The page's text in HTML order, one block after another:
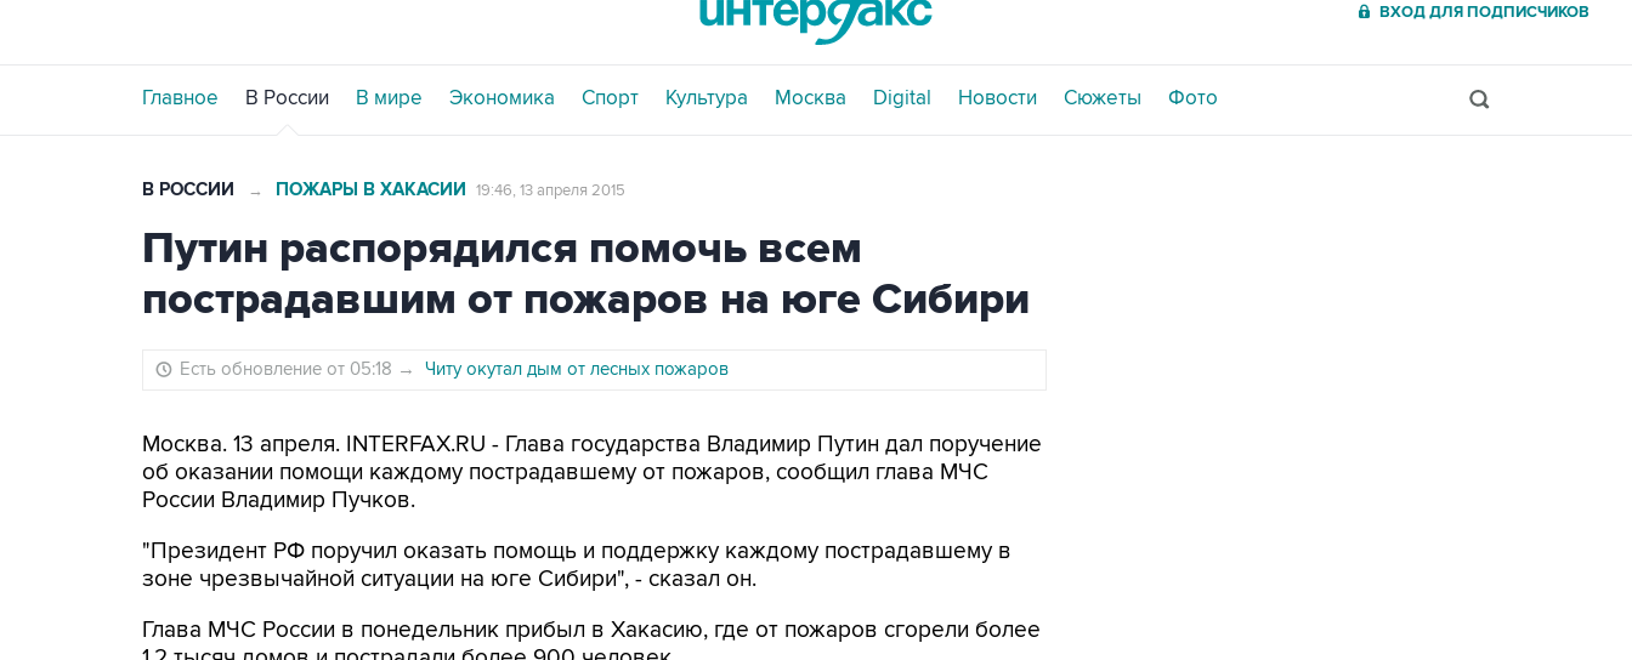
ВХОД ДЛЯ ПОДПИСЧИКОВ
Главное В России В мире Экономика Спорт Культура Москва Digital Новости Сюжеты Фото
В РОССИИ → ПОЖАРЫ В ХАКАСИИ 19:46, 13 апреля 2015
Путин распорядился помочь всем
пострадавшим от пожаров на юге Сибири
Есть обновление от 05:18 → Читу окутал дым от лесных пожаров
Москва. 13 апреля. INTERFAX.RU - Глава государства Владимир Путин дал поручение
об оказании помощи каждому пострадавшему от пожаров, сообщил глава МЧС
России Владимир Пучков.
"Президент РФ поручил оказать помощь и поддержку каждому пострадавшему в
зоне чрезвычайной ситуации на юге Сибири", - сказал он.
Глава МЧС России в понедельник прибыл в Хакасию, где от пожаров сгорели более